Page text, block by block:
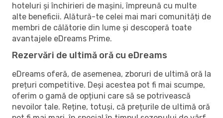
hoteluri și închirieri de mașini, împreună cu multe
alte beneficii. Alătură-te celei mai mari comunități de
membri de călătorie din lume și descoperă toate
avantajele eDreams Prime.
Rezervări de ultimă oră cu eDreams
eDreams oferă, de asemenea, zboruri de ultimă oră la
prețuri competitive. Deși acestea pot fi mai scumpe,
oferim o gamă de opțiuni care să se potrivească
nevoilor tale. Reține, totuși, că prețurile de ultimă oră